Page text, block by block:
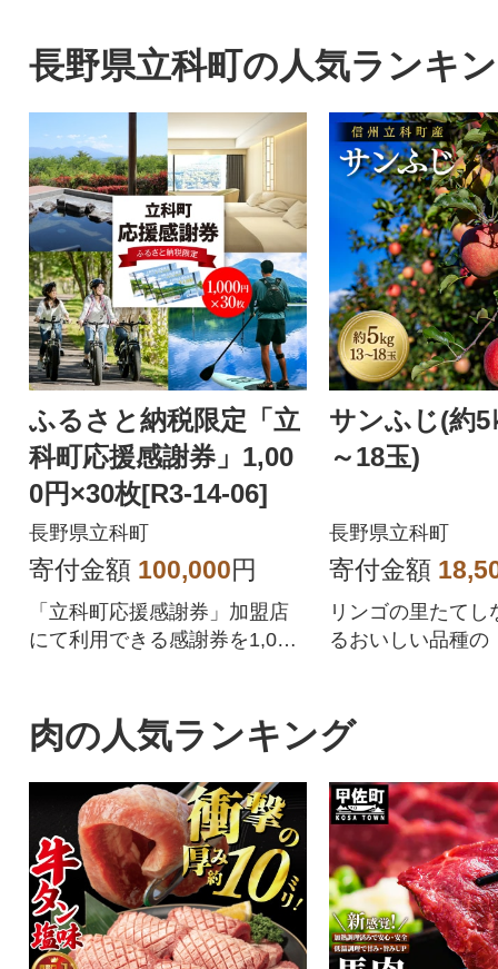
長野県立科町の人気ランキ
ふるさと納税限定「立
科町応援感謝券」1,00
0円×30枚[R3-14-06]
長野県立科町
寄付金額 100,000円
「立科町応援感謝券」加盟店
にて利用できる感謝券を1,000
町内の宿泊施設、飲食施設、
レジャー施設、農産物、別荘
管理、建築等での利用に感謝
券1枚につき1,000円分として
使用できます。
サンふじ(約5
～18玉)
長野県立科町
寄付金額
リンゴの里たてし
るおいしい品種の
肉の人気ランキング